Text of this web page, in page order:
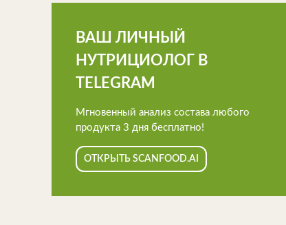
ВАШ ЛИЧНЫЙ
НУТРИЦИОЛОГ В
TELEGRAM
Мгновенный анализ состава любого
продукта 3 дня бесплатно!
ОТКРЫТЬ SCANFOOD.AI